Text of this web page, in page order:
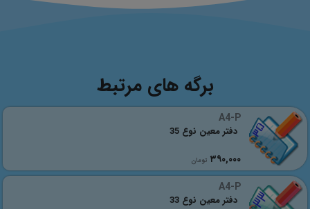
برگه های مرتبط
A4-P
٣٩٠,٠٠٠ تومان
دفتر معین نوع 35
A4-P
دفتر معین نوع 33